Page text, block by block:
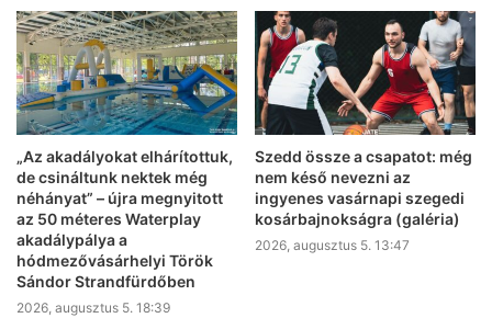
„Az akadályokat elhárítottuk,
de csináltunk nektek még
néhányat” – újra megnyitott
az 50 méteres Waterplay
akadálypálya a
hódmezővásárhelyi Török
Sándor Strandfürdőben
2026, augusztus 5. 18:39
Szedd össze a csapatot: még
nem késő nevezni az
ingyenes vasárnapi szegedi
kosárbajnokságra (galéria)
2026, augusztus 5. 13:47